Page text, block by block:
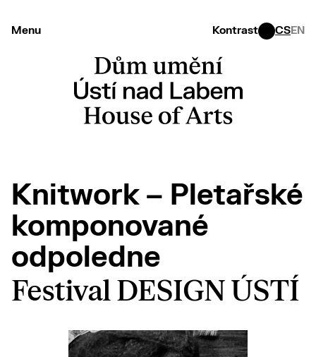
Menu Kontrast CSEN
Knitwork – Pletařské
komponované
odpoledne
Festival DESIGN ÚSTÍ